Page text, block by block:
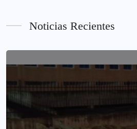
Noticias Recientes